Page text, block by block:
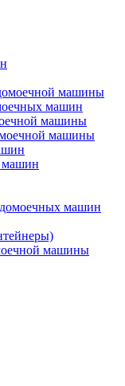
машины
машин
машины
машины
машин
машин
машины